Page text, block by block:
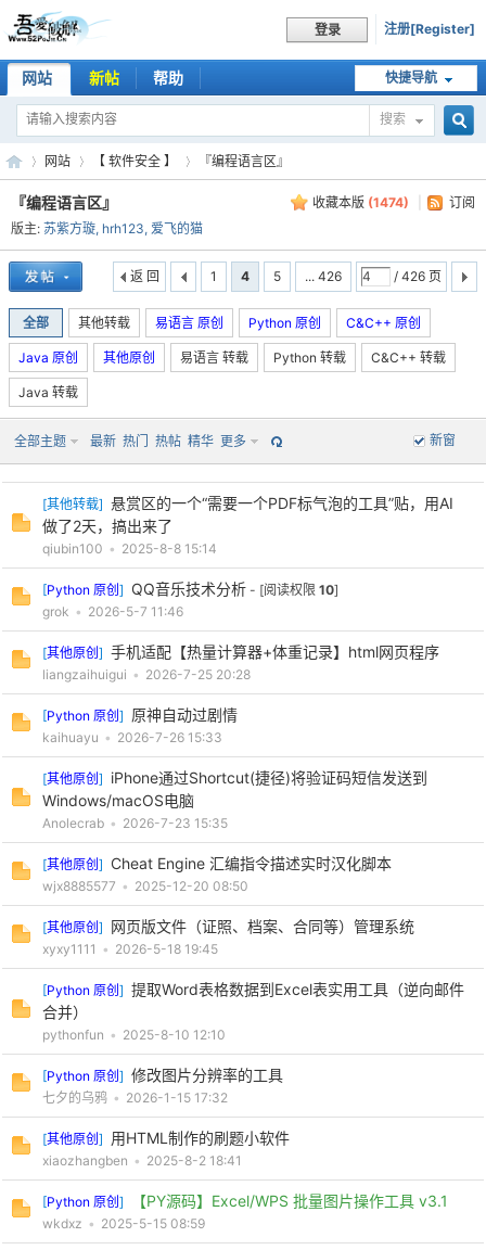
登录 注册[Register]
快捷导航
网站 新帖 帮助
搜索
吾
解
-
»
网站
›
【 软件安全 】
›
『编程语言区』
收藏本版 (1474) 订阅
『编程语言区』
版主: 苏紫方璇, hrh123, 爱飞的猫
1 4 5 ... 426 / 426 页
返 回
全部 其他转载 易语言 原创 Python 原创 C&C++ 原创
Java 原创 其他原创 易语言 转载 Python 转载 C&C++ 转载
Java 转载
新窗
全部主题 最新 热门 热帖 精华 更多
[其他转载] 悬赏区的一个“需要一个PDF标气泡的工具”贴，用AI
做了2天，搞出来了
qiubin100 • 2025-8-8 15:14
[Python 原创 ] QQ音乐技术分析 - [阅读权限 10]
grok • 2026-5-7 11:46
[其他原创 ] 手机适配【热量计算器+体重记录】html网页程序
liangzaihuigui • 2026-7-25 20:28
[Python 原创 ] 原神自动过剧情
kaihuayu • 2026-7-26 15:33
[其他原创 ] iPhone通过Shortcut(捷径)将验证码短信发送到
Windows/macOS电脑
Anolecrab • 2026-7-23 15:35
[其他原创 ] Cheat Engine 汇编指令描述实时汉化脚本
wjx8885577 • 2025-12-20 08:50
[其他原创 ] 网页版文件（证照、档案、合同等）管理系统
xyxy1111 • 2026-5-18 19:45
[Python 原创 ] 提取Word表格数据到Excel表实用工具（逆向邮件
合并）
pythonfun • 2025-8-10 12:10
[Python 原创 ] 修改图片分辨率的工具
七夕的乌鸦 • 2026-1-15 17:32
[其他原创 ] 用HTML制作的刷题小软件
xiaozhangben • 2025-8-2 18:41
[Python 原创 ] 【PY源码】Excel/WPS 批量图片操作工具 v3.1
wkdxz • 2025-5-15 08:59